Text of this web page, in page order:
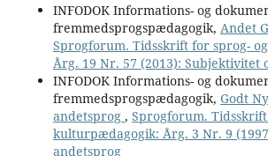
INFODOK Informations- og
fremmedsprogspædagogik, Andet
Sprogforum. Tidsskrift for sprog-
Årg. 19 Nr. 57 (2013): Subjektivitet
INFODOK Informations- og
fremmedsprogspædagogik, Godt
andetsprog , Sprogforum.
kulturpædagogik: Årg. 3 Nr. 9
andetsprog